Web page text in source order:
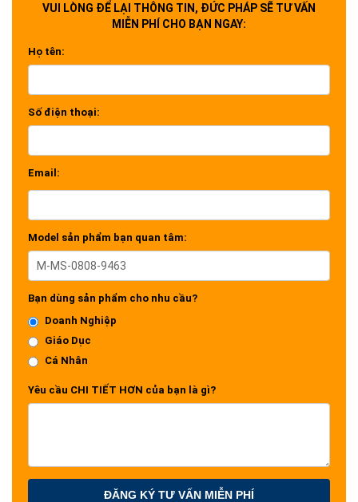
VUI LÒNG ĐỂ LẠI THÔNG TIN, ĐỨC PHÁP SẼ TƯ VẤN
MIỄN PHÍ CHO BẠN NGAY:
Họ tên:
Số điện thoại:
Email:
Model sản phẩm bạn quan tâm:
Bạn dùng sản phẩm cho nhu cầu?
Doanh Nghiệp
Giáo Dục
Cá Nhân
Yêu cầu CHI TIẾT HƠN của bạn là gì?
ĐĂNG KÝ TƯ VẤN MIỄN PHÍ